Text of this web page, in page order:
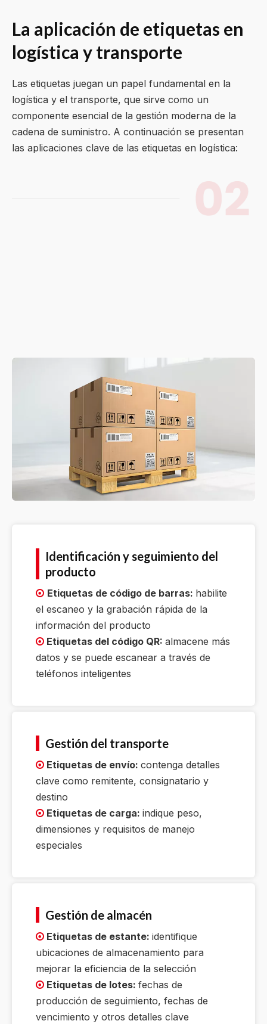
La aplicación de etiquetas en
logística y transporte
Las etiquetas juegan un papel fundamental en la
logística y el transporte, que sirve como un
componente esencial de la gestión moderna de la
cadena de suministro. A continuación se presentan
las aplicaciones clave de las etiquetas en logística:
Identificación y seguimiento del
producto
 Etiquetas de código de barras: habilite
el escaneo y la grabación rápida de la
información del producto
 Etiquetas del código QR: almacene más
datos y se puede escanear a través de
teléfonos inteligentes
Gestión del transporte
 Etiquetas de envío: contenga detalles
clave como remitente, consignatario y
destino
 Etiquetas de carga: indique peso,
dimensiones y requisitos de manejo
especiales
Gestión de almacén
 Etiquetas de estante: identifique
ubicaciones de almacenamiento para
mejorar la eficiencia de la selección
 Etiquetas de lotes: fechas de
producción de seguimiento, fechas de
vencimiento y otros detalles clave